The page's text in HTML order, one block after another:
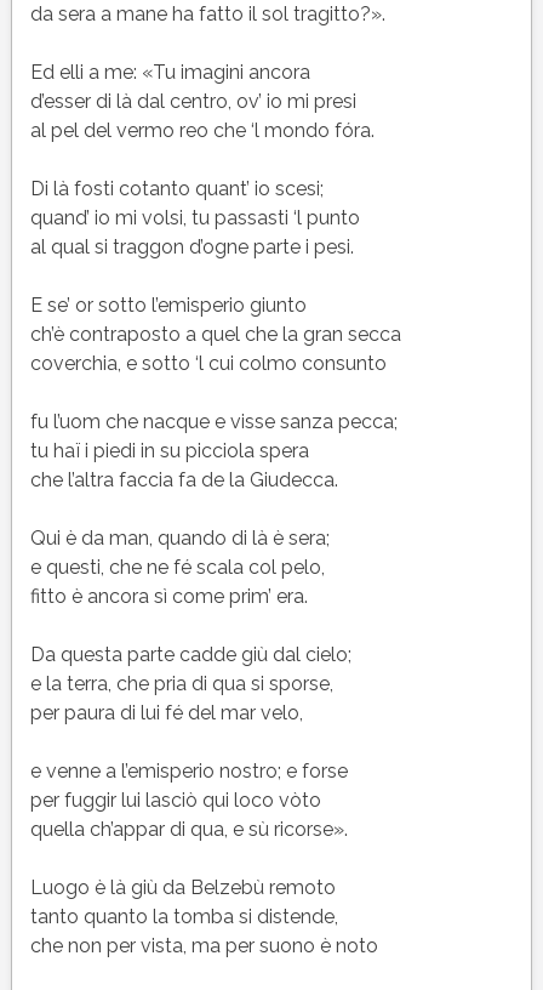
da sera a mane ha fatto il sol tragitto?».
Ed elli a me: «Tu imagini ancora
d’esser di là dal centro, ov’ io mi presi
al pel del vermo reo che ‘l mondo fóra.
Di là fosti cotanto quant’ io scesi;
quand’ io mi volsi, tu passasti ‘l punto
al qual si traggon d’ogne parte i pesi.
E se’ or sotto l’emisperio giunto
ch’è contraposto a quel che la gran secca
coverchia, e sotto ‘l cui colmo consunto
fu l’uom che nacque e visse sanza pecca;
tu haï i piedi in su picciola spera
che l’altra faccia fa de la Giudecca.
Qui è da man, quando di là è sera;
e questi, che ne fé scala col pelo,
fitto è ancora sì come prim’ era.
Da questa parte cadde giù dal cielo;
e la terra, che pria di qua si sporse,
per paura di lui fé del mar velo,
e venne a l’emisperio nostro; e forse
per fuggir lui lasciò qui loco vòto
quella ch’appar di qua, e sù ricorse».
Luogo è là giù da Belzebù remoto
tanto quanto la tomba si distende,
che non per vista, ma per suono è noto